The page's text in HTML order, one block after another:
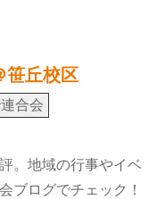
笹丘校区
合会
。地域の行事やイベ
ブログでチェック！